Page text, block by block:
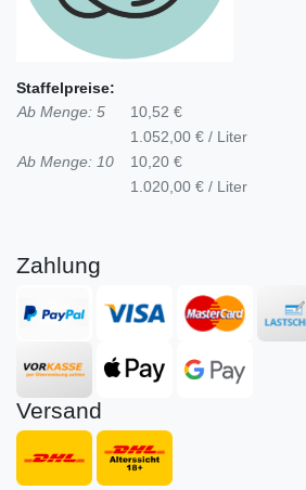
Staffelpreise:
Ab Menge: 5
10,52 €
1.052,00 € / Liter
Ab Menge: 10
10,20 €
1.020,00 € / Liter
Zahlung
Versand